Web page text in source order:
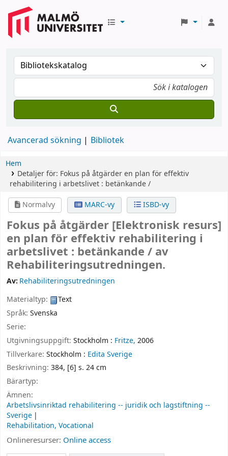
Avancerad sökning Bibliotek
Hem
Detaljer för: Fokus på åtgärderen plan för effektiv
rehabilitering i arbetslivet : betänkande /
Normalvy
MARC-vy ISBD-vy
Fokus på åtgärder [Elektronisk resurs]
en plan för effektiv rehabilitering i
arbetslivet : betänkande / av
Rehabiliteringsutredningen.
Av: Rehabiliteringsutredningen
Materialtyp:
Text
Språk: Svenska
Serie:
Utgivningsuppgift: Stockholm : Fritze, 2006
Tillverkare: Stockholm : Edita Sverige
Beskrivning: 384, [6] s. 24 cm
Bärartyp:
Ämnen:
Arbetslivsinriktad rehabilitering -- juridik och lagstiftning --
Sverige
Rehabilitation, Vocational
Onlineresurser: Online access